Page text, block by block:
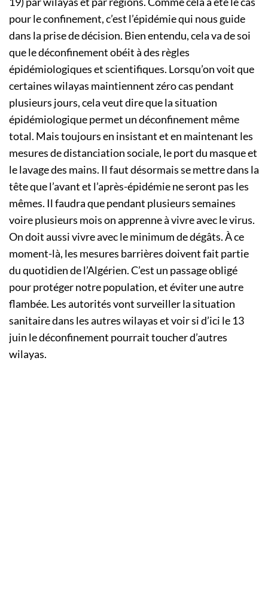
pour le confinement, c’est l’épidémie qui nous guide
dans la prise de décision. Bien entendu, cela va de soi
que le déconfinement obéit à des règles
épidémiologiques et scientifiques. Lorsqu’on voit que
certaines wilayas maintiennent zéro cas pendant
plusieurs jours, cela veut dire que la situation
épidémiologique permet un déconfinement même
total. Mais toujours en insistant et en maintenant les
mesures de distanciation sociale, le port du masque et
le lavage des mains. Il faut désormais se mettre dans la
tête que l’avant et l’après-épidémie ne seront pas les
mêmes. Il faudra que pendant plusieurs semaines
voire plusieurs mois on apprenne à vivre avec le virus.
On doit aussi vivre avec le minimum de dégâts. À ce
moment-là, les mesures barrières doivent fait partie
du quotidien de l’Algérien. C’est un passage obligé
pour protéger notre population, et éviter une autre
flambée. Les autorités vont surveiller la situation
sanitaire dans les autres wilayas et voir si d’ici le 13
juin le déconfinement pourrait toucher d’autres
wilayas.